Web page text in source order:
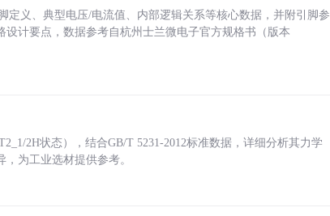
定义、典型电压/电流值、内部逻辑关系等核心数据，并附引脚参
计要点，数据参考自杭州士兰微电子官方规格书（版本
2H状态），结合GB/T 5231-2012标准数据，详细分析其力学
为工业选材提供参考。